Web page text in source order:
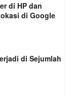
di HP dan
di Google
di Sejumlah